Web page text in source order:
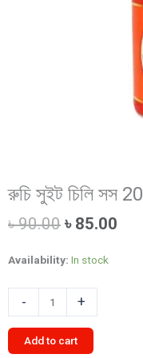
রুচি সুইট চিলি সস
৳90.00 Original
was:
৳ 85.00
Availability: In stock
-
সুইট
চিলি
সস
+
Add to cart